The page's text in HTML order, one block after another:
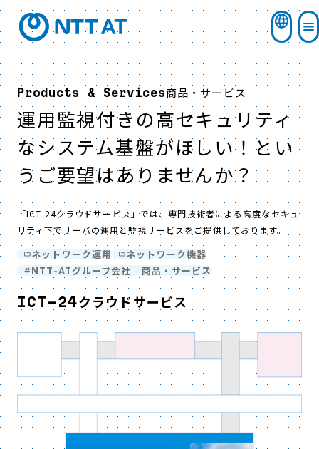
Products & Services商品・サービス
運用監視付きの高セキュリティ
なシステム基盤がほしい！とい
うご要望はありませんか？
「ICT-24クラウドサービス」では、専門技術者による高度なセキュ
リティ下でサーバの運用と監視サービスをご提供しております。
ネットワーク運用
ネットワーク機器
NTT-ATグループ会社 商品・サービス
ICT-24クラウドサービス